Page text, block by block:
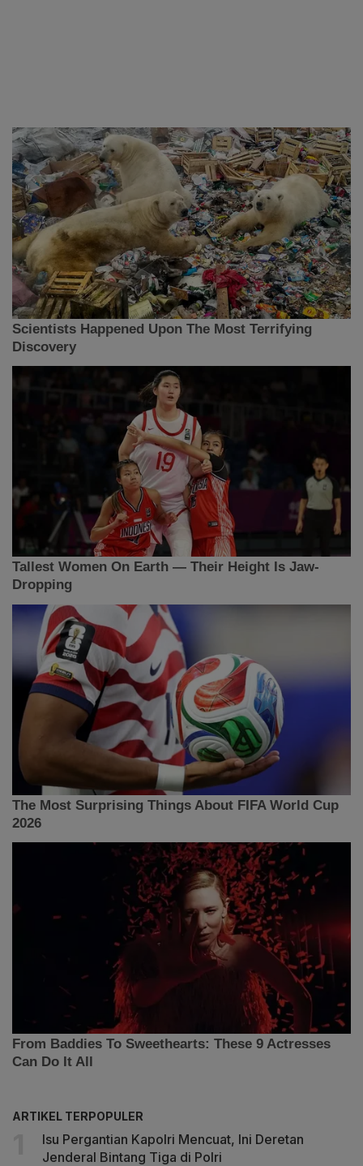
ARTIKEL TERPOPULER
Isu Pergantian Kapolri Mencuat, Ini Deretan
Jenderal Bintang Tiga di Polri